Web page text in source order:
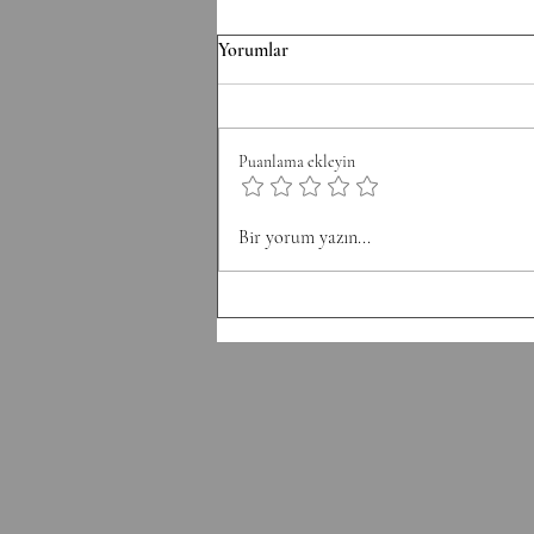
F/070826 Workout
Conditioning EMOM 36' Minute
Minute 4: 12 Sit Ups Minute 5: 50
Double Unders Minute 6: Rest
Yorumlar
Puanlama ekleyin
Bir yorum yazın...